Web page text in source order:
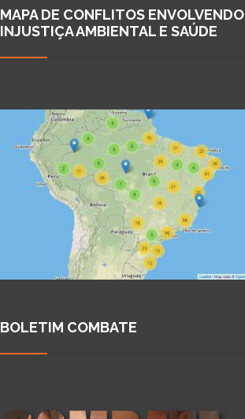
MAPA DE CONFLITOS ENVOLVENDO
INJUSTIÇA AMBIENTAL E SAÚDE
BOLETIM COMBATE